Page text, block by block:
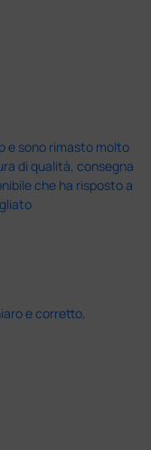
e sono rimasto molto
di qualità, consegna
che ha risposto a
e corretto,